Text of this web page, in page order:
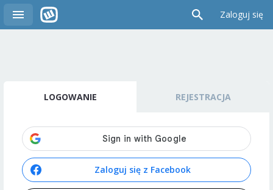
Zaloguj się
LOGOWANIE REJESTRACJA
Zaloguj się z Facebook